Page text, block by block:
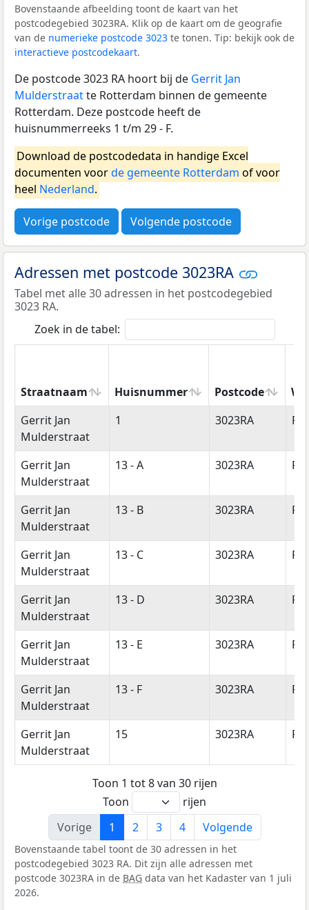
Bovenstaande afbeelding toont de kaart van het
postcodegebied 3023RA. Klik op de kaart om de geografie
van de numerieke postcode 3023 te tonen. Tip: bekijk ook de
interactieve postcodekaart.
De postcode 3023 RA hoort bij de Gerrit Jan
Mulderstraatte Rotterdam binnen de gemeente
Rotterdam. Deze postcode heeft de
huisnummerreeks 1 t/m 29 - F.
Download de postcodedata in handige Excel
documenten voorde gemeente Rotterdam of voor
heel Nederland.
Vorige postcode Volgende postcode
Adressen met postcode 3023RA
Tabel met alle 30 adressen in het postcodegebied
3023 RA.
Zoek in de tabel:
Straatnaam Huisnummer Postcode
Straatnaam
Huisnummer Postcode
Gerrit Jan
Mulderstraat
1 3023RA
Gerrit Jan
Mulderstraat
13 - A 3023RA
Gerrit Jan
Mulderstraat
13 - B 3023RA
Gerrit Jan
Mulderstraat
13 - C 3023RA
Gerrit Jan
Mulderstraat
13 - D 3023RA
Gerrit Jan
Mulderstraat
13 - E 3023RA
Gerrit Jan
Mulderstraat
13 - F 3023RA
Gerrit Jan
Mulderstraat
15 3023RA
Toon 1 tot 8 van 30 rijen
Toon
rijen
Vorige
1 2 3 4 Volgende
Bovenstaande tabel toont de 30 adressen in het
postcodegebied 3023 RA. Dit zijn alle adressen met
postcode 3023RA in de BAG data van het Kadaster van 1 juli
2026.